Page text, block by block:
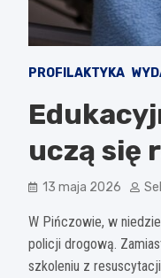
PROFILAKTYKA
uczą się
13 maja 2026
W Pińczowie, w
policji drogową.
szkoleniu z